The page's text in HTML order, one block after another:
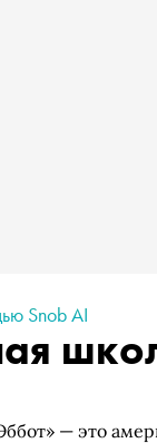
Snob AI
— это